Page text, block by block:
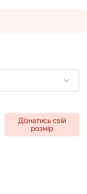
Дізнатись свій
розмір